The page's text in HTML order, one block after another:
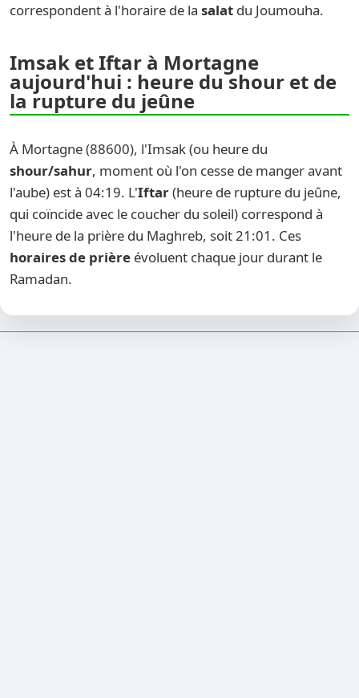
correspondent à l'horaire de la salat du Joumouha.
Imsak et Iftar à Mortagne
aujourd'hui : heure du shour et de
la rupture du jeûne
À Mortagne (88600), l'Imsak (ou heure du
shour/sahur, moment où l'on cesse de manger avant
l'aube) est à 04:19. L'Iftar(heure de rupture du jeûne,
qui coïncide avec le coucher du soleil) correspond à
l'heure de la prière du Maghreb, soit 21:01. Ces
horaires de prière évoluent chaque jour durant le
Ramadan.